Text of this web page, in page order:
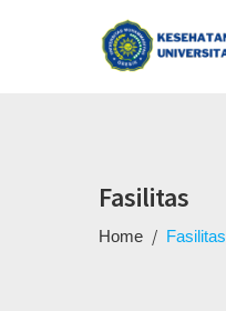
Fasilitas
Home / Fasilitas